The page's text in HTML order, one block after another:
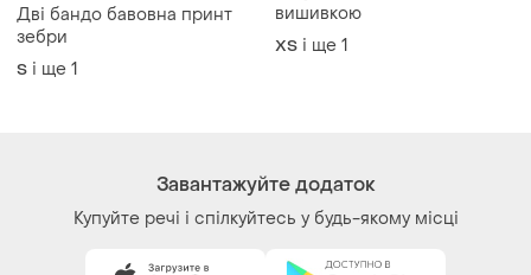
Ми у соц.мережах